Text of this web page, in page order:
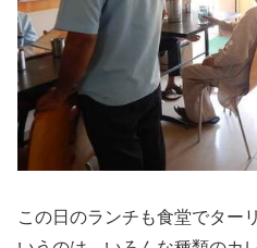
この日のランチも食堂でター